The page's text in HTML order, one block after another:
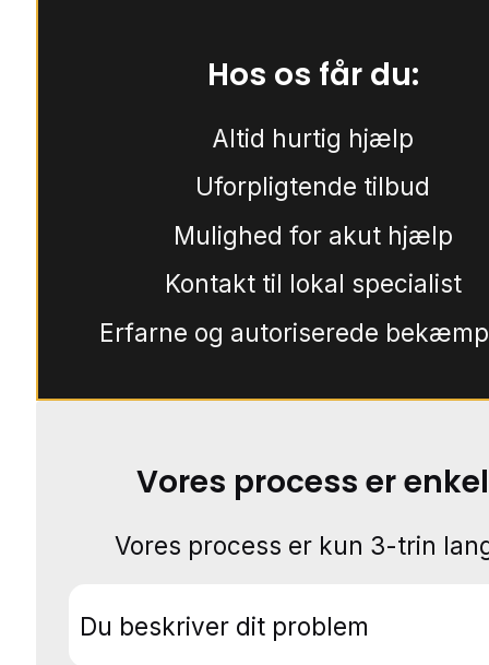
Hos os får du:
Altid hurtig hjælp
Uforpligtende tilbud
Mulighed for akut hjælp
Kontakt til lokal specialist
Erfarne og autoriserede
Vores process er enkel
Vores process er kun 3-trin
Du beskriver dit problem